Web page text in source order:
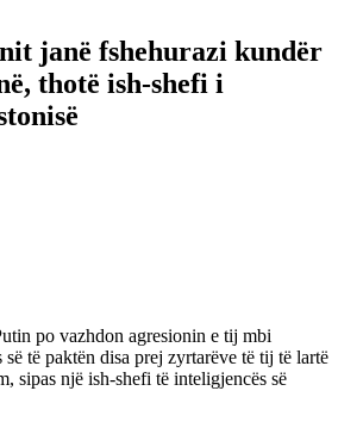
janë fshehurazi kundër
thotë ish-shefi i
po vazhdon agresionin e tij mbi
të paktën disa prej zyrtarëve të tij të lartë
sipas një ish-shefi të inteligjencës së